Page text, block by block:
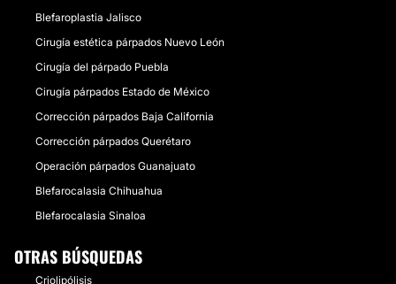
Blefaroplastia Jalisco
Cirugía estética párpados Nuevo León
Cirugía del párpado Puebla
Cirugía párpados Estado de México
Corrección párpados Baja California
Corrección párpados Querétaro
Operación párpados Guanajuato
Blefarocalasia Chihuahua
Blefarocalasia Sinaloa
OTRAS BÚSQUEDAS
Criolipólisis